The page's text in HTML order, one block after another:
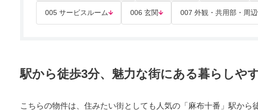
005 サービスルーム 006 玄関 007 外観・共用部・周
駅から徒歩3分、魅力な街にある暮らしや
こちらの物件は、住みたい街としても人気の「麻布十番」駅から